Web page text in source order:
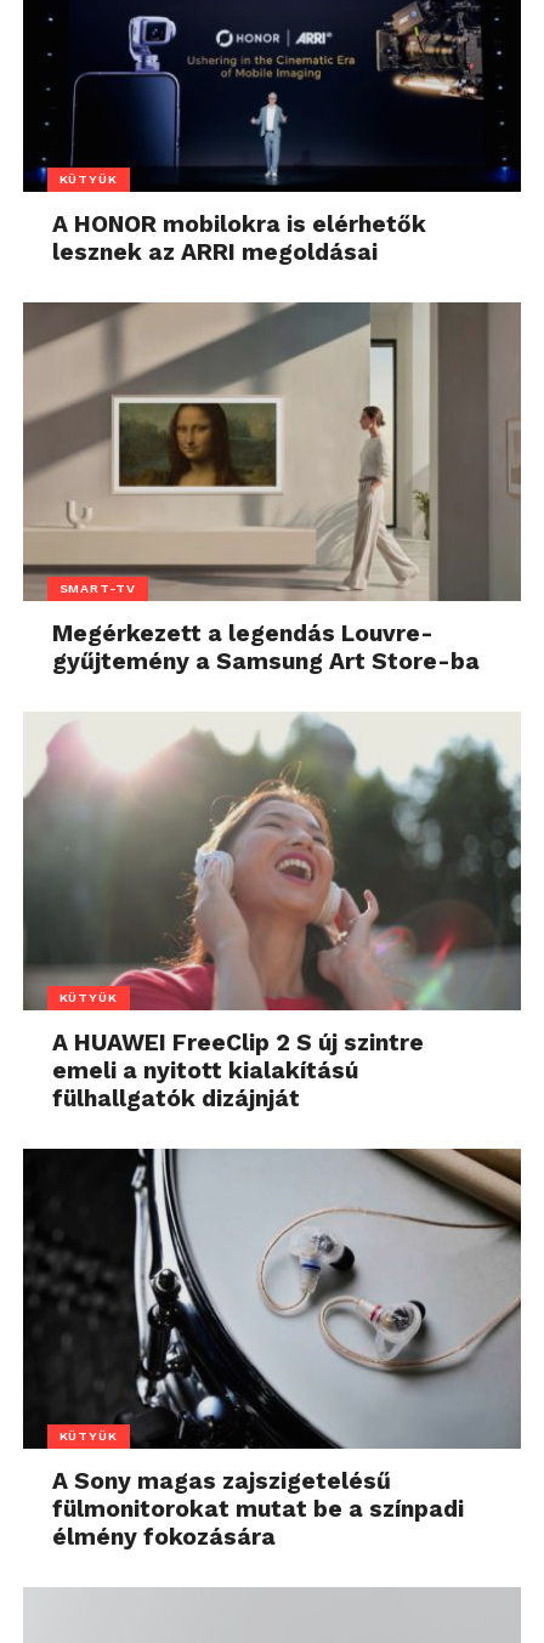
KÜTYÜK
A HONOR mobilokra is elérhetők
lesznek az ARRI megoldásai
SMART-TV
Megérkezett a legendás Louvre-
gyűjtemény a Samsung Art Store-ba
KÜTYÜK
A HUAWEI FreeClip 2 S új szintre
emeli a nyitott kialakítású
fülhallgatók dizájnját
KÜTYÜK
A Sony magas zajszigetelésű
fülmonitorokat mutat be a színpadi
élmény fokozására